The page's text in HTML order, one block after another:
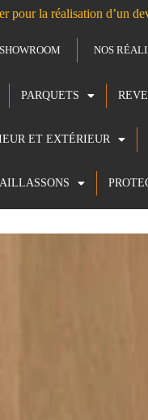
pour la réalisation d’un
NOS
PARQUETS
ET EXTÉRIEUR